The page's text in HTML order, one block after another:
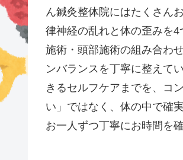
ん鍼灸整体院にはたくさん
律神経の乱れと体の歪みを
施術・頭部施術の組み合わ
ンバランスを丁寧に整えて
きるセルフケアまでを、コ
い」ではなく、体の中で確
お一人ずつ丁寧にお時間を